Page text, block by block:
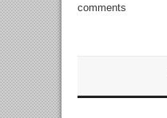
comments